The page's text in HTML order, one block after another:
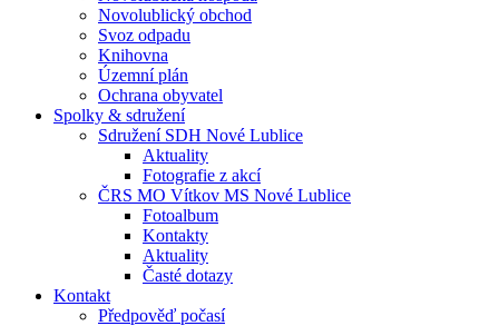
Novolublický obchod
Svoz odpadu
Knihovna
Územní plán
Ochrana obyvatel
Spolky & sdružení
Sdružení SDH Nové Lublice
Aktuality
Fotografie z akcí
ČRS MO Vítkov MS Nové Lublice
Fotoalbum
Kontakty
Aktuality
Časté dotazy
Kontakt
Předpověď počasí